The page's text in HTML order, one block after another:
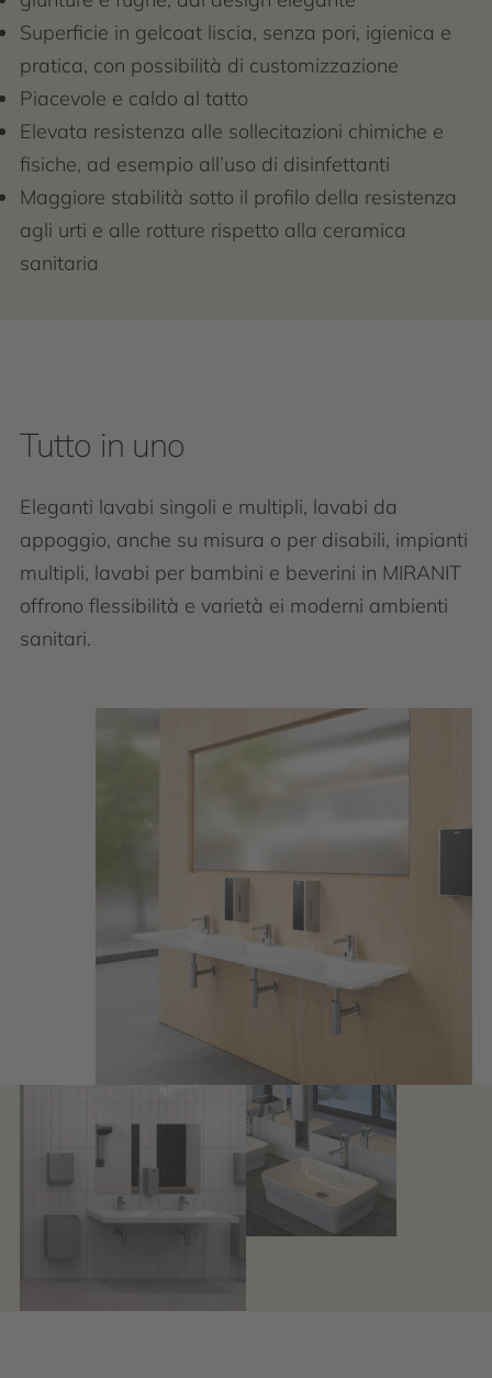
Superficie in gelcoat liscia, senza pori, igienica e
pratica, con possibilità di customizzazione
Piacevole e caldo al tatto
Elevata resistenza alle sollecitazioni chimiche e
fisiche, ad esempio all’uso di disinfettanti
Maggiore stabilità sotto il profilo della resistenza
agli urti e alle rotture rispetto alla ceramica
sanitaria
Tutto in uno
Eleganti lavabi singoli e multipli, lavabi da
appoggio, anche su misura o per disabili, impianti
multipli, lavabi per bambini e beverini in MIRANIT
offrono flessibilità e varietà ei moderni ambienti
sanitari.